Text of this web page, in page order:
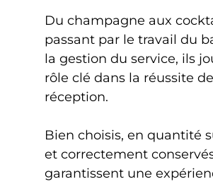
Du champagne aux
passant par le travail du
la gestion du service, ils
rôle clé dans la réussite
réception.
Bien choisis, en quantité
et correctement
garantissent une